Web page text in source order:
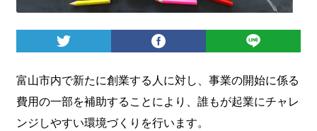
ログイン
富山市内で新たに創業する人に対し、事業の開始に係る
費用の一部を補助することにより、誰もが起業にチャレ
ンジしやすい環境づくりを行います。